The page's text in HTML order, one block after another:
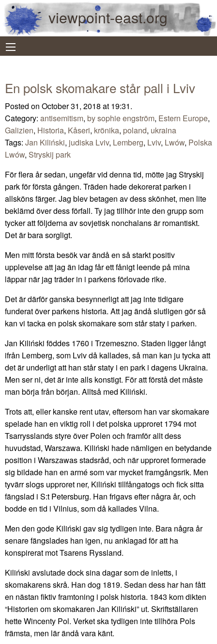
viewpoint-east.org
En polsk skomakare står pall i Lviv
Posted on October 31, 2018 at 19:31.
Category: antisemitism, by sophie engström, Estern Europe,
Galizien, Historia, Kåseri, krönika, poland, ukraina
Tags: Jan Kiliński, judiska Lviv, Lemberg, Lviv, Lwów, Polska
Lwów, Stryskij park
För flera år sedan, ungefär vid denna tid, mötte jag Stryskij
park för första gången. Träden hade dekorerat parken i
allsköns färger. Jag blev betagen av dess skönhet, men lite
beklämd över dess förfall. Ty jag tillhör inte den grupp som
tycker att följderna av sovjetisk nonchalans är romantiskt.
Det är bara sorgligt.
Men mitt första besök var ändå en så starkt positiv
upplevelse att jag än idag får ett fånigt leende på mina
läppar när jag träder in i parkens förlovade rike.
Det är därför ganska besynnerligt att jag inte tidigare
funderat över parkens historia. Att jag ändå slutligen gör så
kan vi tacka en polsk skomakare som står staty i parken.
Jan Kiliński föddes 1760 i Trzemeszno. Staden ligger långt
ifrån Lemberg, som Lviv då kallades, så man kan ju tycka att
det är underligt att han står staty i en park i dagens Ukraina.
Men ser ni, det är inte alls konstigt. För att förstå det måste
man börja från början. Alltså med Kiliński.
Trots att, eller kanske rent utav, eftersom han var skomakare
spelade han en viktig roll i det polska upproret 1794 mot
Tsarrysslands styre över Polen och framför allt dess
huvudstad, Warszawa. Kiliński hade nämligen en betydande
position i Warszawas stadsråd, och när upproret formerade
sig bildade han en armé som var mycket framgångsrik. Men
tyvärr slogs upproret ner, Kiliński tillfångatogs och fick sitta
fängslad i S:t Petersburg. Han frigavs efter några år, och
bodde en tid i Vilnius, som då kallades Vilna.
Men den gode Kiliński gav sig tydligen inte. Bara några år
senare fängslades han igen, nu anklagad för att ha
konspirerat mot Tsarens Ryssland.
Kiliński avslutade dock sina dagar som de inletts, i
skomakarens skrå. Han dog 1819. Sedan dess har han fått
en nästan fiktiv framtoning i polsk historia. 1843 kom dikten
“Historien om skomakaren Jan Kiliński” ut. Skriftställaren
hette Wincenty Pol. Verket ska tydligen inte tillhöra Pols
främsta, men lär ändå vara känt.